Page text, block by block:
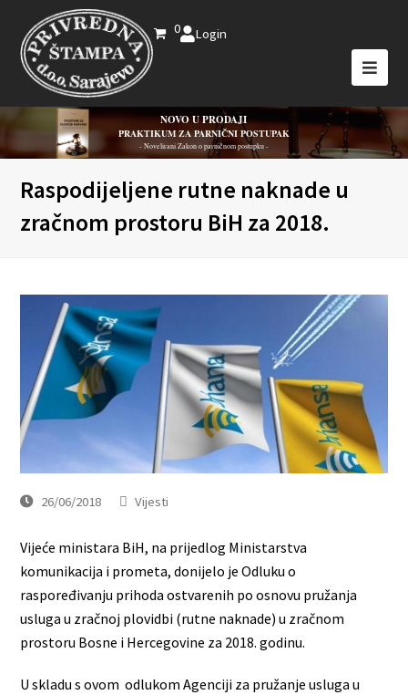
0 Login
NOVO U PRODAJI
PRAKTIKUM ZA PARNIČNI POSTUPAK
- Novelirani Zakon o parničnom postupku -
Raspodijeljene rutne naknade u
zračnom prostoru BiH za 2018.
26/06/2018 Vijesti
Vijeće ministara BiH, na prijedlog Ministarstva
komunikacija i prometa, donijelo je Odluku o
raspoređivanju prihoda ostvarenih po osnovu pružanja
usluga u zračnoj plovidbi (rutne naknade) u zračnom
prostoru Bosne i Hercegovine za 2018. godinu.
U skladu s ovom odlukom Agenciji za pružanje usluga u